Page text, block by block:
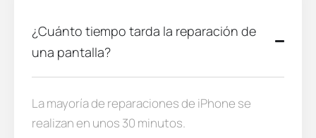
¿Cuánto tiempo tarda la reparación de
una pantalla?
La mayoría de reparaciones de iPhone se
realizan en unos 30 minutos.